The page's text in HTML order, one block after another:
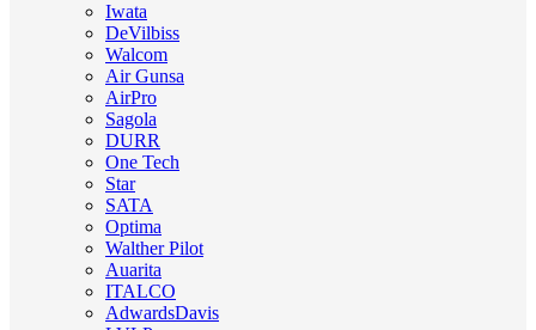
Iwata
DeVilbiss
Walcom
Air Gunsa
AirPro
Sagola
DURR
One Tech
Star
SATA
Optima
Walther Pilot
Auarita
ITALCO
AdwardsDavis